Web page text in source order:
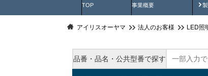
TOP 事業概要
アイリスオーヤマ 法人のお客様 LED照
品番・品名・公共型番で探す